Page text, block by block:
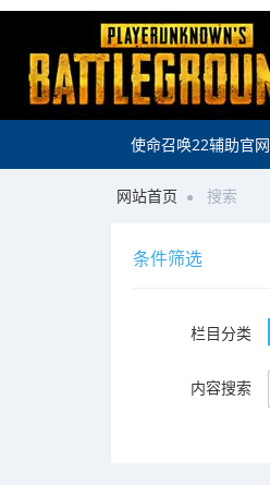
使命召唤22辅助官网
网站首页 搜索
条件筛选
栏目分类
内容搜索